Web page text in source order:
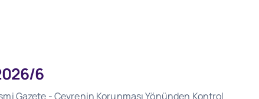
6
Gazete - Çevrenin Korunması Yönünden Kontrol